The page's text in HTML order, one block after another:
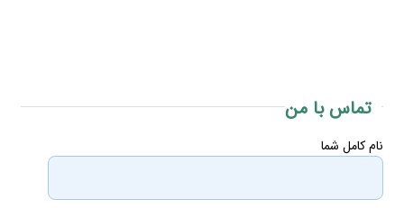
تماس با من
نام کامل شما